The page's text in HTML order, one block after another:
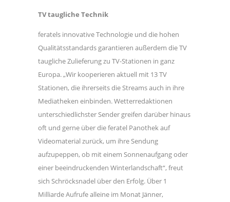
TV taugliche Technik
feratels innovative Technologie und die hohen
Qualitätsstandards garantieren außerdem die TV
taugliche Zulieferung zu TV-Stationen in ganz
Europa. „Wir kooperieren aktuell mit 13 TV
Stationen, die ihrerseits die Streams auch in ihre
Mediatheken einbinden. Wetterredaktionen
unterschiedlichster Sender greifen darüber hinaus
oft und gerne über die feratel Panothek auf
Videomaterial zurück, um ihre Sendung
aufzupeppen, ob mit einem Sonnenaufgang oder
einer beeindruckenden Winterlandschaft“, freut
sich Schröcksnadel über den Erfolg. Über 1
Milliarde Aufrufe alleine im Monat Jänner,